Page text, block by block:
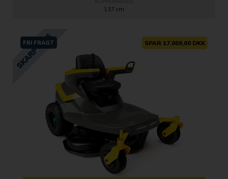
137 cm
FRI FRAGT SPAR 17.009,00 DKK